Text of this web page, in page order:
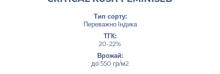
Тип сорту:
Переважно Індика
ТГК:
20-22%
Врожай:
до 550 гр/м2